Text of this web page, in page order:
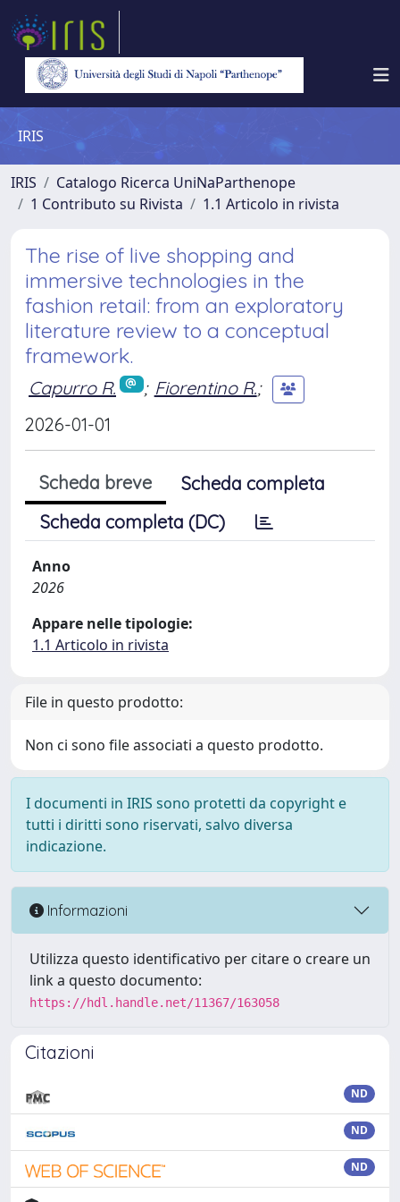
IRIS
IRIS
Catalogo Ricerca UniNaParthenope
1 Contributo su Rivista
1.1 Articolo in rivista
The rise of live shopping and
immersive technologies in the
fashion retail: from an exploratory
literature review to a conceptual
framework.
Capurro R. ; Fiorentino R.;
2026-01-01
Scheda breve
Scheda completa
Scheda completa (DC)
Anno
2026
Appare nelle tipologie:
1.1 Articolo in rivista
File in questo prodotto:
Non ci sono file associati a questo prodotto.
I documenti in IRIS sono protetti da copyright e
tutti i diritti sono riservati, salvo diversa
indicazione.
Informazioni
Utilizza questo identificativo per citare o creare un
link a questo documento:
https://hdl.handle.net/11367/163058
Citazioni
ND
ND
ND